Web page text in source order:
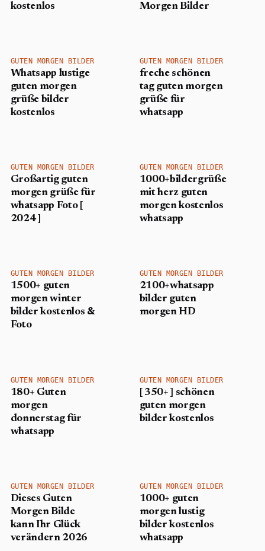
kostenlos​
Morgen Bilder
GUTEN MORGEN BILDER
Whatsapp lustige
guten morgen
grüße bilder
kostenlos
GUTEN MORGEN BILDER
freche schönen
tag guten morgen
grüße für
whatsapp
GUTEN MORGEN BILDER
Großartig guten
morgen grüße für
whatsapp Foto [
2024 ]
GUTEN MORGEN BILDER
1000+bildergrüße
mit herz guten
morgen kostenlos
whatsapp
GUTEN MORGEN BILDER
1500+ guten
morgen winter
bilder kostenlos &
Foto
GUTEN MORGEN BILDER
2100+whatsapp
bilder guten
morgen HD
GUTEN MORGEN BILDER
180+ Guten
morgen
donnerstag für
whatsapp
GUTEN MORGEN BILDER
[ 350+ ] schönen
guten morgen
bilder kostenlos
GUTEN MORGEN BILDER
Dieses Guten
Morgen Bilde
kann Ihr Glück
verändern 2026
GUTEN MORGEN BILDER
1000+ guten
morgen lustig
bilder kostenlos
whatsapp